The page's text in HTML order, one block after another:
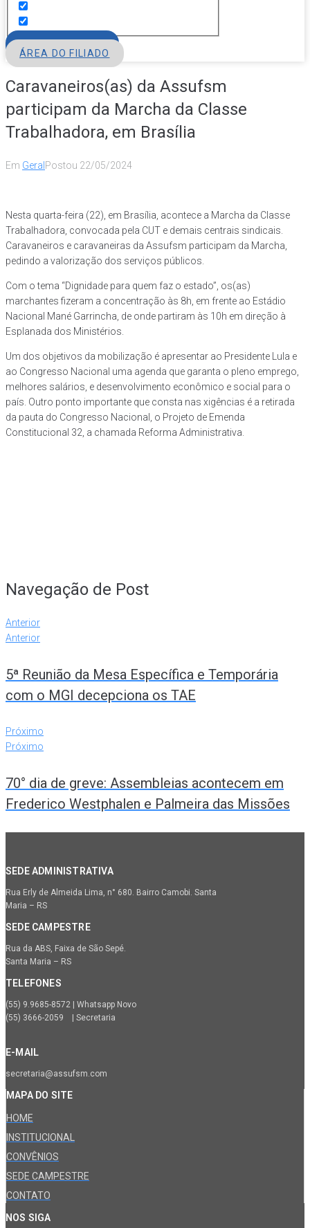
ÁREA DO FILIADO
Caravaneiros(as) da Assufsm
participam da Marcha da Classe
Trabalhadora, em Brasília
Em Geral Postou 22/05/2024
Nesta quarta-feira (22), em Brasília, acontece a Marcha da Classe
Trabalhadora, convocada pela CUT e demais centrais sindicais.
Caravaneiros e caravaneiras da Assufsm participam da Marcha,
pedindo a valorização dos serviços públicos.
Com o tema “Dignidade para quem faz o estado”, os(as)
marchantes fizeram a concentração às 8h, em frente ao Estádio
Nacional Mané Garrincha, de onde partiram às 10h em direção à
Esplanada dos Ministérios.
Um dos objetivos da mobilização é apresentar ao Presidente Lula e
ao Congresso Nacional uma agenda que garanta o pleno emprego,
melhores salários, e desenvolvimento econômico e social para o
país. Outro ponto importante que consta nas xigências é a retirada
da pauta do Congresso Nacional, o Projeto de Emenda
Constitucional 32, a chamada Reforma Administrativa.
Navegação de Post
Anterior
Anterior
5ª Reunião da Mesa Específica e Temporária
com o MGI decepciona os TAE
Próximo
Próximo
70° dia de greve: Assembleias acontecem em
Frederico Westphalen e Palmeira das Missões
SEDE ADMINISTRATIVA
Rua Erly de Almeida Lima, n° 680. Bairro Camobi. Santa
Maria – RS
SEDE CAMPESTRE
Rua da ABS, Faixa de São Sepé.
Santa Maria – RS
TELEFONES
(55) 9.9685-8572 | Whatsapp Novo
(55) 3666-2059 | Secretaria
E-MAIL
secretaria@assufsm.com
MAPA DO SITE
HOME
INSTITUCIONAL
CONVÊNIOS
SEDE CAMPESTRE
CONTATO
NOS SIGA